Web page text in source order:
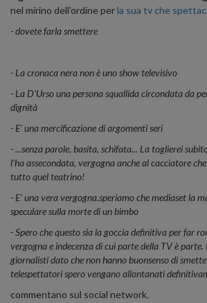
nel mirino dell’ordine perla sua tv che
- dovete farla smettere
- La cronaca nera non è uno show televisivo
- La D'Urso una persona squallida circondata da
dignità
- E' una mercificazione di argomenti seri
- ...senza parole, basita, schifata... La toglierei
l'ha assecondata, vergogna anche al cacciatore
tutto quel teatrino!
- E' una vera vergogna.speriamo che mediaset la
speculare sulla morte di un bimbo
- Spero che questo sia la goccia definitiva per far
vergogna e indecenza di cui parte della TV è parte.
giornalisti dato che non hanno buonsenso di
telespettatori spero vengano allontanati
commentano sul social network.